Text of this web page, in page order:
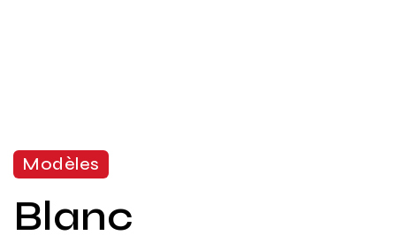
Modèles
Blanc